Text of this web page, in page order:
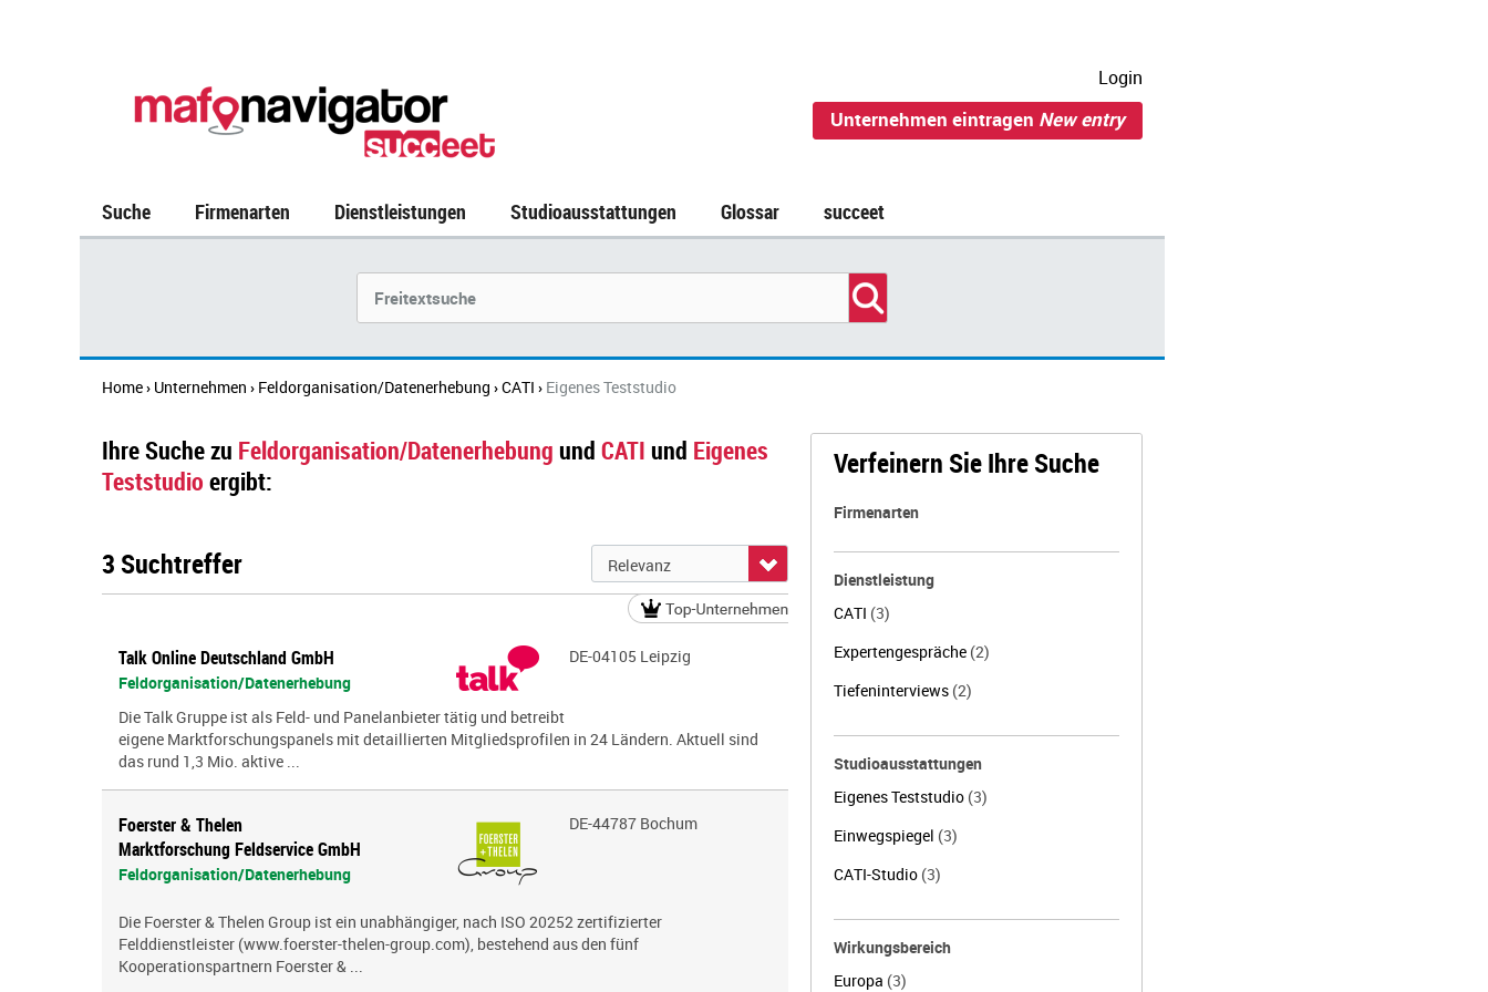
Login
Unternehmen eintragen New entry
Suche Firmenarten Dienstleistungen Studioausstattungen Glossar succeet
Home› Unternehmen › Feldorganisation/Datenerhebung ›CATI › Eigenes Teststudio
Ihre Suche zu Feldorganisation/Datenerhebung und CATI und Eigenes
Teststudio ergibt:
3 Suchtreffer
Talk Online Deutschland GmbH
Feldorganisation/Datenerhebung
DE-04105 Leipzig
Die Talk Gruppe ist als Feld- und Panelanbieter tätig und betreibt
eigene Marktforschungspanels mit detaillierten Mitgliedsprofilen in 24 Ländern. Aktuell sind
das rund 1,3 Mio. aktive ...
Foerster & Thelen
Marktforschung Feldservice GmbH
Feldorganisation/Datenerhebung
DE-44787 Bochum
Die Foerster & Thelen Group ist ein unabhängiger, nach ISO 20252 zertifizierter
Felddienstleister (www.foerster-thelen-group.com), bestehend aus den fünf
Kooperationspartnern Foerster & ...
Verfeinern Sie Ihre Suche
Firmenarten
Dienstleistung
CATI (3)
Expertengespräche (2)
Tiefeninterviews (2)
Studioausstattungen
Eigenes Teststudio (3)
Einwegspiegel (3)
CATI-Studio (3)
Wirkungsbereich
Europa (3)